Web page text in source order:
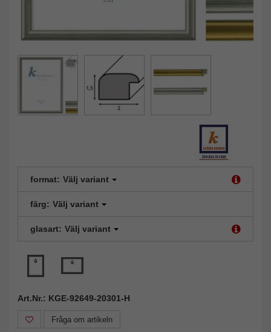
format: Välj variant
färg: Välj variant
glasart: Välj variant
Art.Nr.: KGE-92649-20301-H
Fråga om artikeln